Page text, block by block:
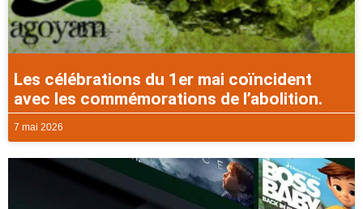
Les célébrations du 1er mai coïncident
avec les commémorations de l’abolition.
7 mai 2026